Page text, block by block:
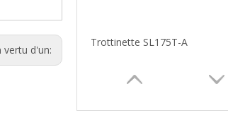
vertu d'un:
Trottinette SL175T-A